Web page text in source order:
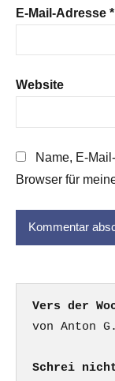
E-Mail-Adresse *
Website
Name, E-
Browser für
Vers der
Schrei